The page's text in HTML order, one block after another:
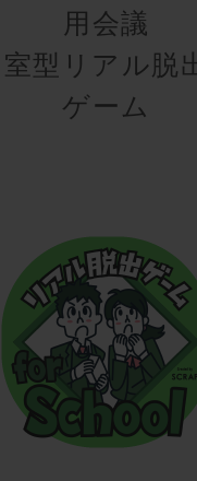
用会議
室型リアル脱
ゲーム